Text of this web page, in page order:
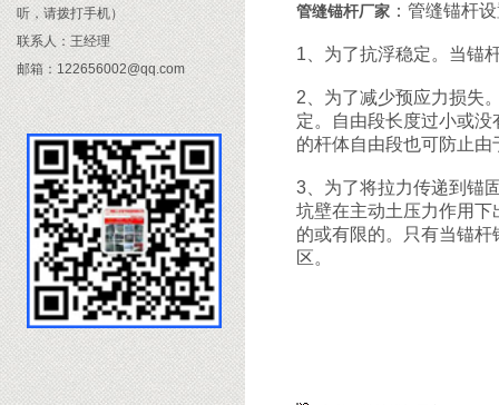
听，请拨打手机）
联系人：王经理
邮箱：122656002@qq.com
管缝锚杆厂家 ：管缝锚杆
1、为了抗浮稳定。当锚
2、为了减少预应力损失
定。自由段长度过小或
的杆体自由段也可防止
3、为了将拉力传递到锚
坑壁在主动土压力作用
的或有限的。只有当锚
区。